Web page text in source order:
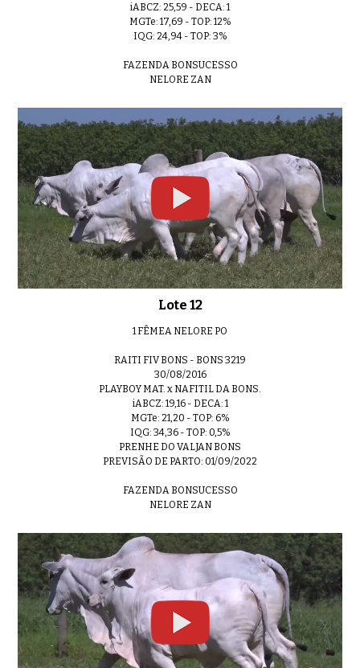
iABCZ: 25,59 - DECA: 1
MGTe: 17,69 - TOP: 12%
IQG: 24,94 - TOP: 3%
FAZENDA BONSUCESSO
NELORE ZAN
Lote 12
1 FÊMEA NELORE PO
RAITI FIV BONS - BONS 3219
30/08/2016
PLAYBOY MAT. x NAFITIL DA BONS.
iABCZ: 19,16 - DECA: 1
MGTe: 21,20 - TOP: 6%
IQG: 34,36 - TOP: 0,5%
PRENHE DO VALJAN BONS
PREVISÃO DE PARTO: 01/09/2022
FAZENDA BONSUCESSO
NELORE ZAN